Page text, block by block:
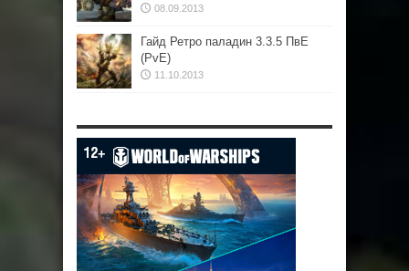
08.09.2013
Гайд Ретро паладин 3.3.5 ПвЕ
(PvE)
11.10.2013